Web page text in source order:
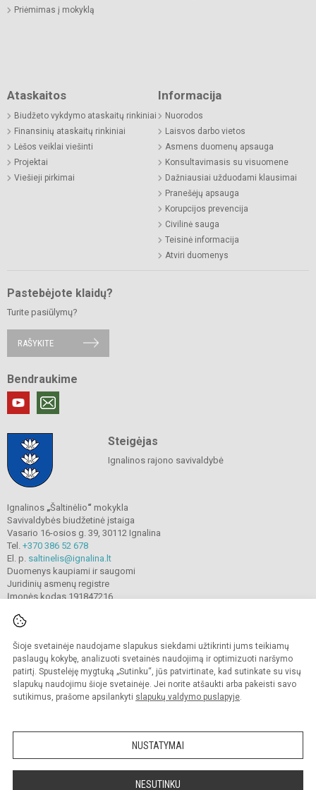
Šioje svetainėje naudojame slapukus siekdami užtikrinti jums teikiamų
paslaugų kokybę, analizuoti svetainės naudojimą ir optimizuoti naršymo
patirtį. Spustelėję mygtuką „Sutinku“, jūs patvirtinate, kad sutinkate su visų
slapukų naudojimu šioje svetainėje. Jei norite atšaukti arba pakeisti savo
sutikimus, prašome apsilankyti slapukų valdymo puslapyje.
NUSTATYMAI
NESUTINKU
Priėmimas į mokyklą
Ataskaitos
Biudžeto vykdymo ataskaitų rinkiniai
Finansinių ataskaitų rinkiniai
Lėšos veiklai viešinti
Projektai
Viešieji pirkimai
Informacija
Nuorodos
Laisvos darbo vietos
Asmens duomenų apsauga
Konsultavimasis su visuomene
Dažniausiai užduodami klausimai
Pranešėjų apsauga
Korupcijos prevencija
Civilinė sauga
Teisinė informacija
Atviri duomenys
Pastebėjote klaidų?
Turite pasiūlymų?
RAŠYKITE
Bendraukime
Steigėjas
Ignalinos rajono savivaldybė
Ignalinos „Šaltinėlio“ mokykla
Savivaldybės biudžetinė įstaiga
Vasario 16-osios g. 39, 30112 Ignalina
Tel. +370 386 52 678
El. p. saltinelis@ignalina.lt
Duomenys kaupiami ir saugomi
Juridinių asmenų registre
Įmonės kodas 191847216
© 2022. Ignalinos„Šaltinėlio “mokykla. Visos teisės saugomos.
Kopijuoti turinį be raštiško gimnazijos sutikimo griežtai draudžiama.
Prieinamumo paraiška Slapukų valdymas
Sumanus būdas atnaujinti